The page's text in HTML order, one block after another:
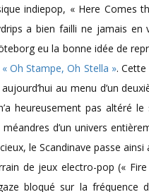
indiepop, « Here Comes
a bien failli ne jamais en
eu la bonne idée de
« Oh Stampe, Oh Stella ».
au menu d’un
heureusement pas altéré
d’un univers
le Scandinave passe ainsi
de jeux electro-pop («
bloqué sur la fréquence